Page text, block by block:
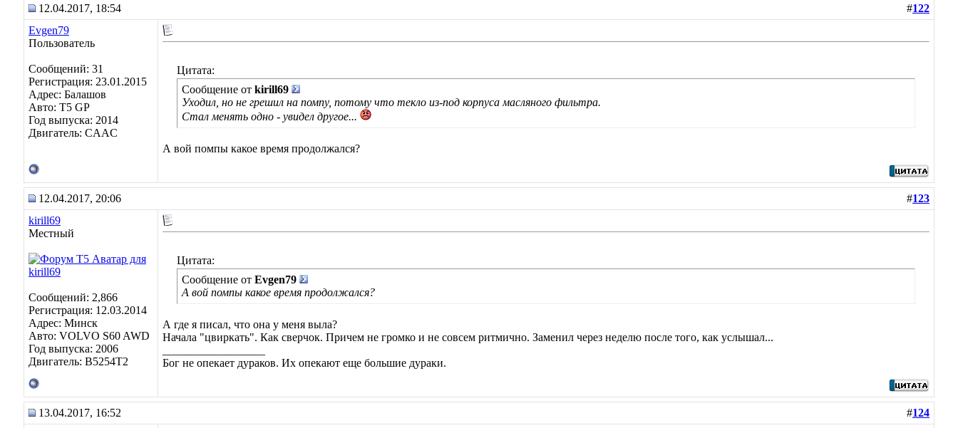
12.04.2017, 18:54 #122
Evgen79
Пользователь
Сообщений: 31
Регистрация: 23.01.2015
Адрес: Балашов
Авто: T5 GP
Год выпуска: 2014
Двигатель: CAAC
Цитата:
Сообщение от kirill69
Уходил, но не грешил на помпу, потому что текло из-под корпуса масляного фильтра.
Стал менять одно - увидел другое...
А вой помпы какое время продолжался?
12.04.2017, 20:06 #123
kirill69
Местный
Сообщений: 2,866
Регистрация: 12.03.2014
Адрес: Минск
Авто: VOLVO S60 AWD
Год выпуска: 2006
Двигатель: B5254T2
Цитата:
Сообщение от Evgen79
А вой помпы какое время продолжался?
А где я писал, что она у меня выла?
Начала "цвиркать". Как сверчок. Причем не громко и не совсем ритмично. Заменил через неделю после того, как услышал...
Бог не опекает дураков. Их опекают еще большие дураки.
13.04.2017, 16:52 #124